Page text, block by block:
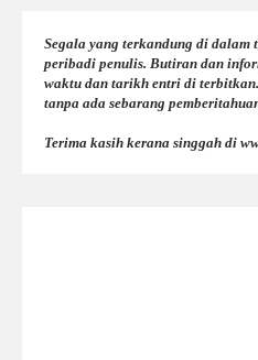
Segala yang terkandung di
peribadi penulis. Butiran dan
waktu dan tarikh entri di
tanpa ada sebarang
Terima kasih kerana singgah di